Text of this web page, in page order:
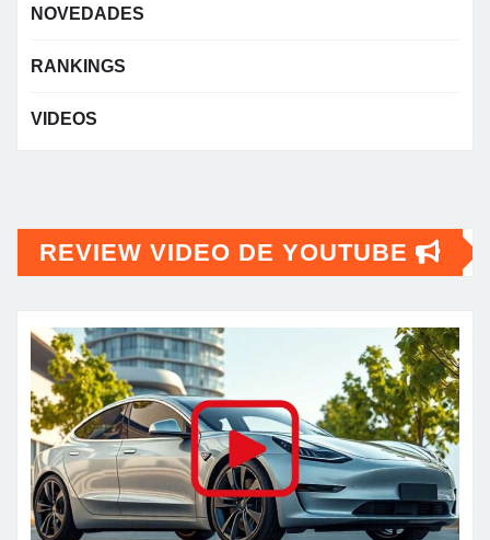
NOVEDADES
RANKINGS
VIDEOS
REVIEW VIDEO DE YOUTUBE